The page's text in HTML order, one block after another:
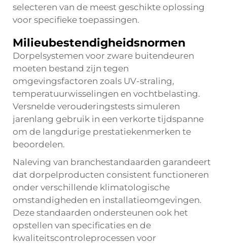
selecteren van de meest geschikte oplossing
voor specifieke toepassingen.
Milieubestendigheidsnormen
Dorpelsystemen voor zware buitendeuren
moeten bestand zijn tegen
omgevingsfactoren zoals UV-straling,
temperatuurwisselingen en vochtbelasting.
Versnelde verouderingstests simuleren
jarenlang gebruik in een verkorte tijdspanne
om de langdurige prestatiekenmerken te
beoordelen.
Naleving van branchestandaarden garandeert
dat dorpelproducten consistent functioneren
onder verschillende klimatologische
omstandigheden en installatieomgevingen.
Deze standaarden ondersteunen ook het
opstellen van specificaties en de
kwaliteitscontroleprocessen voor